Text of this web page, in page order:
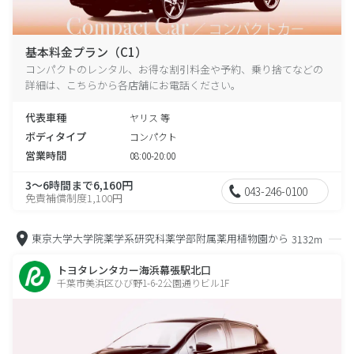
基本料金プラン（C1）
コンパクトのレンタル、お得な割引料金や予約、乗り捨てなどの
詳細は、こちらから各店舗にお電話ください。
代表車種 ヤリス 等
ボディタイプ コンパクト
営業時間 08:00-20:00
3～6時間まで6,160円
免責補償制度1,100円 043-246-0100
東京大学大学院薬学系研究科薬学部附属薬用植物園から 3132m
トヨタレンタカー海浜幕張駅北口
千葉市美浜区ひび野1-6-2公園通りビル1F